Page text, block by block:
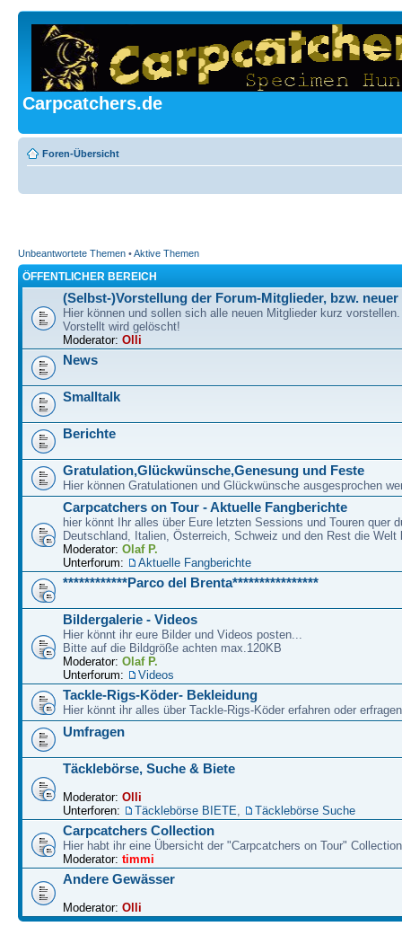
Carpcatchers.de
Foren-Übersicht
Unbeantwortete Themen •Aktive Themen
ÖFFENTLICHER BEREICH
(Selbst-)Vorstellung der Forum-Mitglieder, bzw.
Hier können und sollen sich alle neuen Mitglieder kurz
Vorstellt wird gelöscht!
Moderator: Olli
News
Smalltalk
Berichte
Gratulation,Glückwünsche,Genesung und Feste
Hier können Gratulationen und Glückwünsche ausgesprochen
Carpcatchers on Tour - Aktuelle Fangberichte
hier könnt Ihr alles über Eure letzten Sessions und Touren quer
Deutschland, Italien, Österreich, Schweiz und den Rest die Welt
Moderator: Olaf P.
Unterforum:
Aktuelle Fangberichte
************Parco del Brenta****************
Bildergalerie - Videos
Hier könnt ihr eure Bilder und Videos posten...
Bitte auf die Bildgröße achten max.120KB
Moderator: Olaf P.
Unterforum:
Videos
Tackle-Rigs-Köder- Bekleidung
Hier könnt ihr alles über Tackle-Rigs-Köder erfahren oder erfragen
Umfragen
Täcklebörse, Suche & Biete
Moderator: Olli
Unterforen:
Täcklebörse BIETE, Täcklebörse Suche
Carpcatchers Collection
Hier habt ihr eine Übersicht der "Carpcatchers on Tour" Collection
Moderator: timmi
Andere Gewässer
Moderator: Olli